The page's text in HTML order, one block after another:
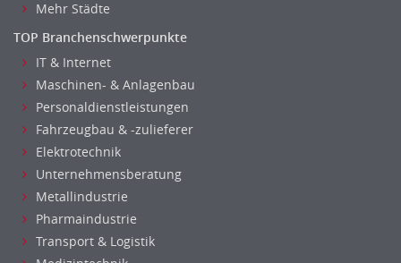
Mehr Städte
TOP Branchenschwerpunkte
IT & Internet
Maschinen- & Anlagenbau
Personaldienstleistungen
Fahrzeugbau & -zulieferer
Elektrotechnik
Unternehmensberatung
Metallindustrie
Pharmaindustrie
Transport & Logistik